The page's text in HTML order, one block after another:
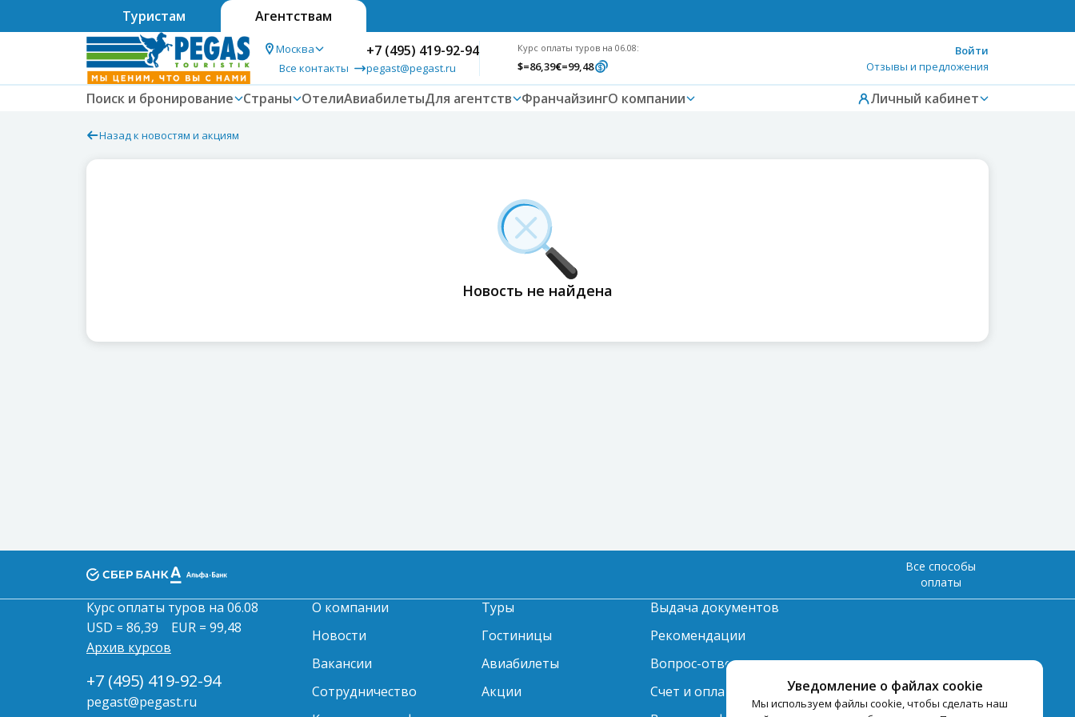
Туристам Агентствам
Москва
Все контакты
+7 (495) 419-92-94
pegast@pegast.ru
Курс оплаты туров на 06.08:
$=86,39€=99,48
Войти
Отзывы и предложения
Поиск и бронирование Страны ОтелиАвиабилетыДля агентств ФранчайзингО компании Личный кабинет
Назад к новостям и акциям
Новость не найдена
Уведомление о файлах cookie
Мы используем файлы cookie, чтобы сделать наш
Все способы
оплаты
Курс оплаты туров на 06.08
USD = 86,39
EUR = 99,48
Архив курсов
+7 (495) 419-92-94
pegast@pegast.ru
О компании
Новости
Вакансии
Сотрудничество
Туры
Гостиницы
Авиабилеты
Акции
Выдача документов
Рекомендации
Вопрос-ответ
Счет и оплата